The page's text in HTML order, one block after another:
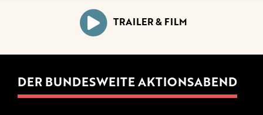
TRAILER & FILM
DER BUNDESWEITE AKTIONSABEND